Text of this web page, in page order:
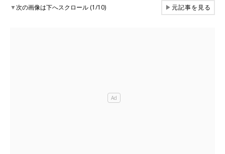
▼次の画像は下へスクロール (1/10) ▶元記事を見る